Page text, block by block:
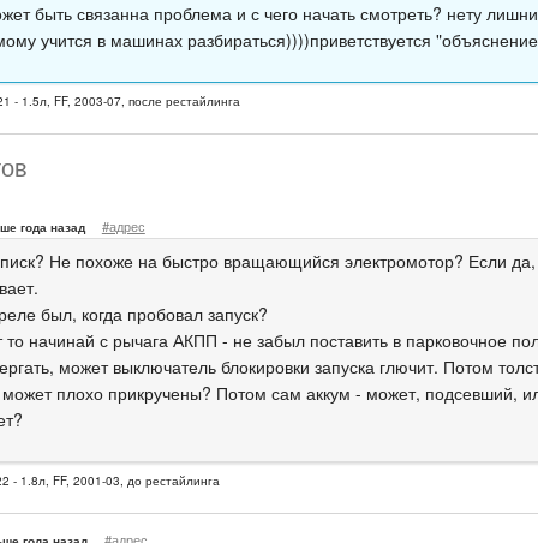
быть связанна проблема и с чего начать смотреть? нету
учится в машинах разбираться))))приветствуется
- 1.5л, FF, 2003-07, после рестайлинга
года назад #адрес
Не похоже на быстро вращающийся электромотор? Если
был, когда пробовал запуск?
то начинай с рычага АКПП - не забыл поставить в парковочное
может выключатель блокировки запуска глючит. Потом
плохо прикручены? Потом сам аккум - может, подсевший,
- 1.8л, FF, 2001-03, до рестайлинга
#адрес